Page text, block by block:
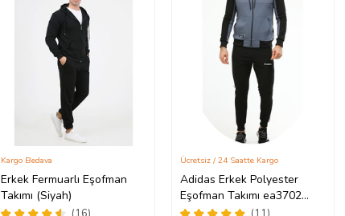
Erkek Fermuarlı Eşofman
Takımı (Siyah)
Kargo Bedava
Adidas Erkek Polyester
Eşofman Takımı ea3702
(Siyah)
Ücretsiz / 24 Saatte Kargo